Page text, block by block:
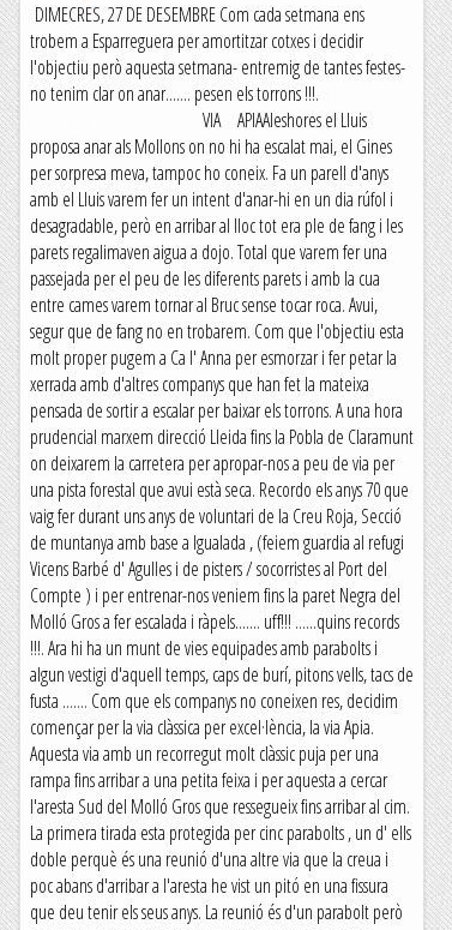
DIMECRES, 27 DE DESEMBRE Com cada setmana ens
trobem a Esparreguera per amortitzar cotxes i decidir
l'objectiu però aquesta setmana- entremig de tantes festes-
no tenim clar on anar....... pesen els torrons !!!.
VIA APIAAleshores el Lluis
proposa anar als Mollons on no hi ha escalat mai, el Gines
per sorpresa meva, tampoc ho coneix. Fa un parell d'anys
amb el Lluis varem fer un intent d'anar-hi en un dia rúfol i
desagradable, però en arribar al lloc tot era ple de fang i les
parets regalimaven aigua a dojo. Total que varem fer una
passejada per el peu de les diferents parets i amb la cua
entre cames varem tornar al Bruc sense tocar roca. Avui,
segur que de fang no en trobarem. Com que l'objectiu esta
molt proper pugem a Ca l' Anna per esmorzar i fer petar la
xerrada amb d'altres companys que han fet la mateixa
pensada de sortir a escalar per baixar els torrons. A una hora
prudencial marxem direcció Lleida fins la Pobla de Claramunt
on deixarem la carretera per apropar-nos a peu de via per
una pista forestal que avui està seca. Recordo els anys 70 que
vaig fer durant uns anys de voluntari de la Creu Roja, Secció
de muntanya amb base a Igualada , (feiem guardia al refugi
Vicens Barbé d' Agulles i de pisters / socorristes al Port del
Compte ) i per entrenar-nos veniem fins la paret Negra del
Molló Gros a fer escalada i ràpels....... uff!!! ......quins records
!!!. Ara hi ha un munt de vies equipades amb parabolts i
algun vestigi d'aquell temps, caps de burí, pitons vells, tacs de
fusta ....... Com que els companys no coneixen res, decidim
començar per la via clàssica per excel·lència, la via Apia.
Aquesta via amb un recorregut molt clàssic puja per una
rampa fins arribar a una petita feixa i per aquesta a cercar
l'aresta Sud del Molló Gros que ressegueix fins arribar al cim.
La primera tirada esta protegida per cinc parabolts , un d' ells
doble perquè és una reunió d'una altre via que la creua i
poc abans d'arribar a l'aresta he vist un pitó en una fissura
que deu tenir els seus anys. La reunió és d'un parabolt però